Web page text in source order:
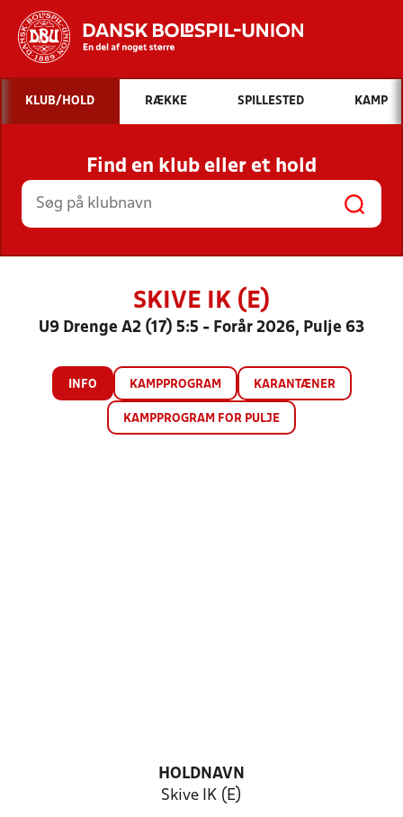
Hvad vil du søge efter?
INDHOLD OG NYHEDER
STILLINGER, RESULTATER, KLUBBER OG
HOLD
KLUB/HOLD RÆKKE SPILLESTED KAMP
Find en klub eller et hold
SKIVE IK (E)
U9 Drenge A2 (17) 5:5 - Forår 2026, Pulje 63
INFO KAMPPROGRAM KARANTÆNER
KAMPPROGRAM FOR PULJE
HOLDNAVN
Skive IK (E)